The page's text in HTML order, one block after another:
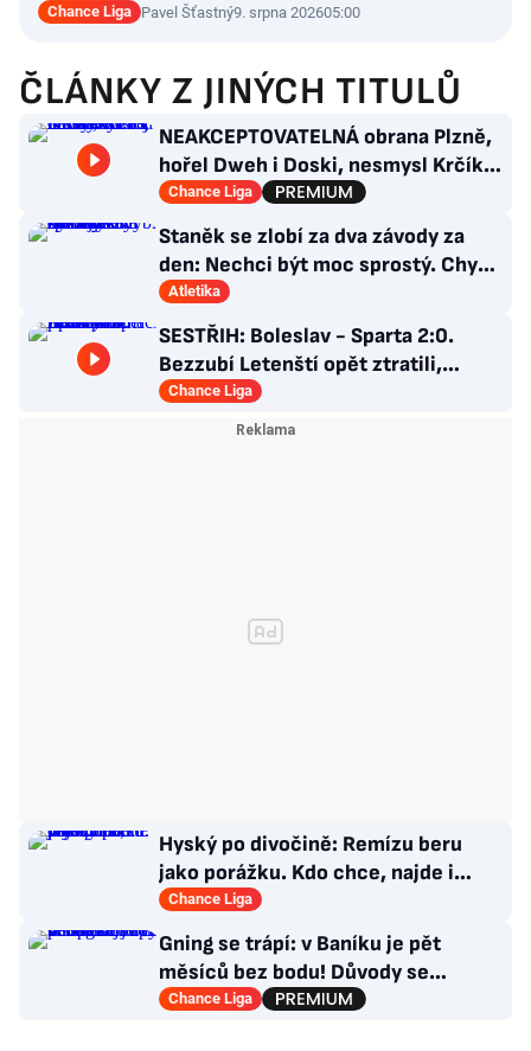
Chance Liga Pavel Šťastný9. srpna 202605:00
ČLÁNKY Z JINÝCH TITULŮ
NEAKCEPTOVATELNÁ obrana Plzně,
hořel Dweh i Doski, nesmysl Krčíka.
Ustojí to Hyský?
Chance Liga
Staněk se zlobí za dva závody za
den: Nechci být moc sprostý. Chybí
nám styčný důstojník
Atletika
SESTŘIH: Boleslav - Sparta 2:0.
Bezzubí Letenští opět ztratili,
domácí rozhodli v první půli
Chance Liga
Hyský po divočině: Remízu beru
jako porážku. Kdo chce, najde i
hodně pozitivních věcí
Chance Liga
Gning se trápí: v Baníku je pět
měsíců bez bodu! Důvody se
opakují u tří trenérů
Chance Liga